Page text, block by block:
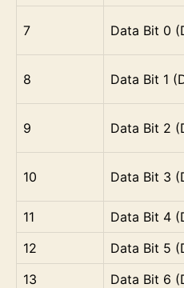
7 Data Bit 0
8 Data Bit 1
9 Data Bit 2
10 Data Bit 3
11
Data Bit 4
12
Data Bit 5
13
Data Bit 6